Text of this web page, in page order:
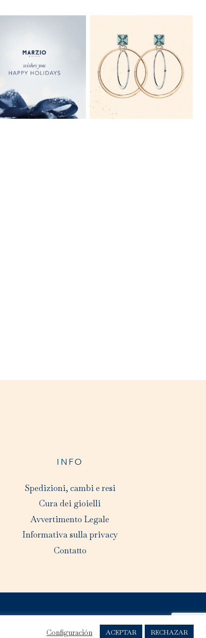
INFO
Spedizioni, cambi e resi
Cura dei gioielli
Avvertimento Legale
Informativa sulla privacy
Contatto
Configuración ACEPTAR RECHAZAR